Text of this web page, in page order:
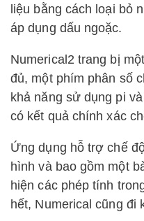
liệu bằng cách loại bỏ
áp dụng dấu ngoặc.
Numerical2 trang bị
đủ, một phím phân số
khả năng sử dụng pi
có kết quả chính xác
Ứng dụng hỗ trợ chế
hình và bao gồm một
hiện các phép tính
hết, Numerical cũng đi